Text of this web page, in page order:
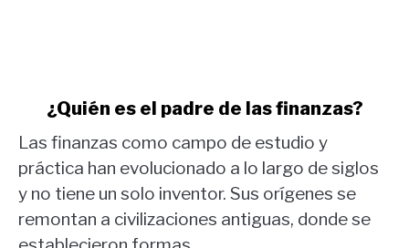
¿Quién
es
el
¿Quién es el padre de las finanzas?
Las finanzas como campo de estudio y
práctica han evolucionado a lo largo de siglos
y no tiene un solo inventor. Sus orígenes se
remontan a civilizaciones antiguas, donde se